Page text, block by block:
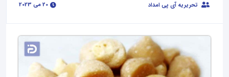
تحریریه آی پی امداد